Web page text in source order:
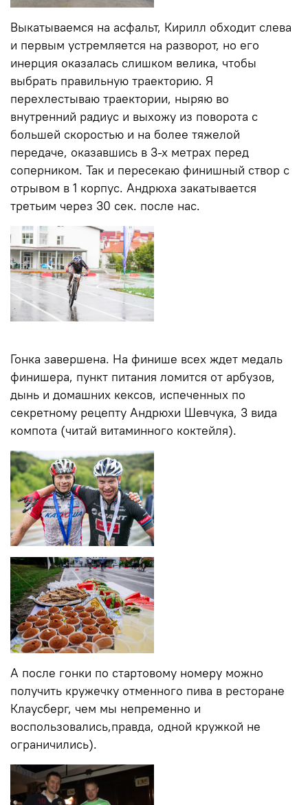
Выкатываемся на асфальт, Кирилл обходит слева
и первым устремляется на разворот, но его
инерция оказалась слишком велика, чтобы
выбрать правильную траекторию. Я
перехлестываю траектории, ныряю во
внутренний радиус и выхожу из поворота с
большей скоростью и на более тяжелой
передаче, оказавшись в 3-х метрах перед
соперником. Так и пересекаю финишный створ с
отрывом в 1 корпус. Андрюха закатывается
третьим через 30 сек. после нас.
Гонка завершена. На финише всех ждет медаль
финишера, пункт питания ломится от арбузов,
дынь и домашних кексов, испеченных по
секретному рецепту Андрюхи Шевчука, 3 вида
компота (читай витаминного коктейля).
А после гонки по стартовому номеру можно
получить кружечку отменного пива в ресторане
Клаусберг, чем мы непременно и
воспользовались,правда, одной кружкой не
ограничились).